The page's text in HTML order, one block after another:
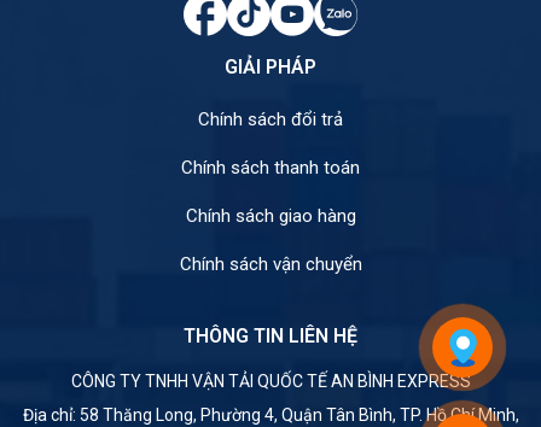
GIẢI PHÁP
Chính sách đổi trả
Chính sách thanh toán
Chính sách giao hàng
Chính sách vận chuyển
THÔNG TIN LIÊN HỆ
CÔNG TY TNHH VẬN TẢI QUỐC TẾ AN BÌNH EXPRESS
Địa chỉ: 58 Thăng Long, Phường 4, Quận Tân Bình, TP. Hồ Chí Minh,